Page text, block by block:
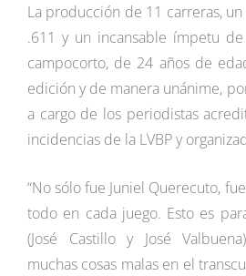
La producción de 11 carreras,
.611 y un incansable ímpetu
campocorto, de 24 años de
edición y de manera unánime,
a cargo de los periodistas
incidencias de la LVBP y
“No sólo fue Juniel Querecuto,
todo en cada juego. Esto es
(José Castillo y José
muchas cosas malas en el